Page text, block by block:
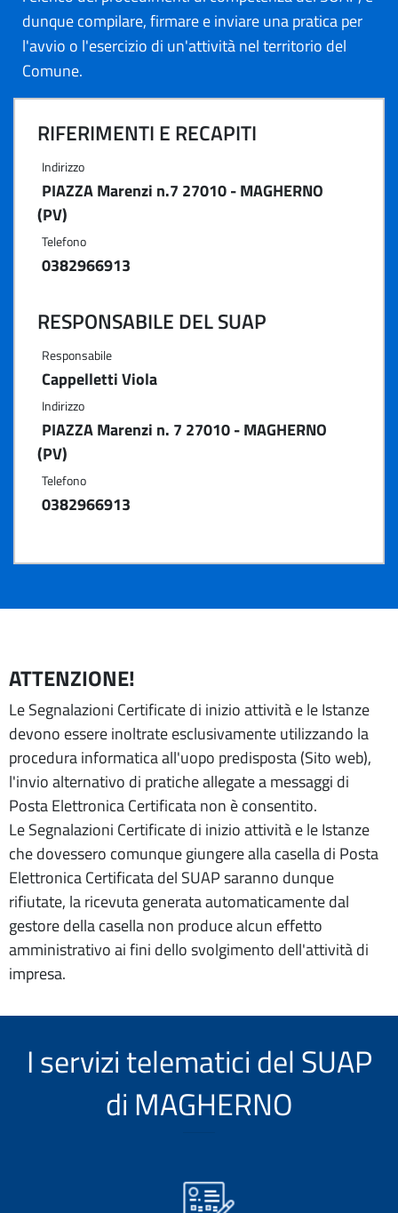
dunque compilare, firmare e inviare una pratica per
l'avvio o l'esercizio di un'attività nel territorio del
Comune.
RIFERIMENTI E RECAPITI
Indirizzo
PIAZZA Marenzi n.7 27010 - MAGHERNO
(PV)
Telefono
0382966913
RESPONSABILE DEL SUAP
Responsabile
Cappelletti Viola
Indirizzo
PIAZZA Marenzi n. 7 27010 - MAGHERNO
(PV)
Telefono
0382966913
ATTENZIONE!
Le Segnalazioni Certificate di inizio attività e le Istanze
devono essere inoltrate esclusivamente utilizzando la
procedura informatica all'uopo predisposta (Sito web),
l'invio alternativo di pratiche allegate a messaggi di
Posta Elettronica Certificata non è consentito.
Le Segnalazioni Certificate di inizio attività e le Istanze
che dovessero comunque giungere alla casella di Posta
Elettronica Certificata del SUAP saranno dunque
rifiutate, la ricevuta generata automaticamente dal
gestore della casella non produce alcun effetto
amministrativo ai fini dello svolgimento dell'attività di
impresa.
I servizi telematici del SUAP
di MAGHERNO